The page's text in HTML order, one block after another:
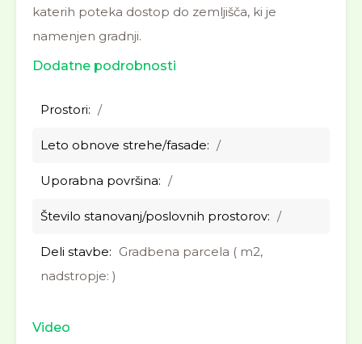
katerih poteka dostop do zemljišča, ki je
namenjen gradnji.
Dodatne podrobnosti
Prostori: /
Leto obnove strehe/fasade: /
Uporabna površina: /
Število stanovanj/poslovnih prostorov: /
Deli stavbe: Gradbena parcela ( m2,
nadstropje: )
Video